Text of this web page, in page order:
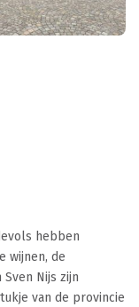
hebben
wijnen, de
Nijs zijn
van de provincie